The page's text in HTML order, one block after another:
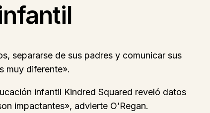
separarse de sus padres y comunicar sus
muy diferente».
infantil Kindred Squared reveló datos
impactantes», advierte O’Regan.